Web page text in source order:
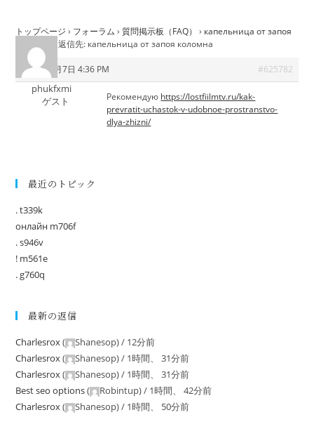
トップページ › フォーラム › 質問掲示板（FAQ） › капельница от запоя
返信先: капельница от запоя коломна
2026年7月7日 4:36 PM #625782
phukfxmi
ゲスト
Рекомендую https://lostfiilmtv.ru/kak-
prevratit-uchastok-v-udobnoe-prostranstvo-
dlya-zhizni/
最近のトピック
. t339k
онлайн m706f
. s946v
! m561e
. g760q
最新の返信
Charlesrox( Shanesop) / 12分前
Charlesrox( Shanesop) / 1時間、 31分前
Charlesrox( Shanesop) / 1時間、 31分前
Best seo options( Robintup) / 1時間、 42分前
Charlesrox( Shanesop) / 1時間、 50分前